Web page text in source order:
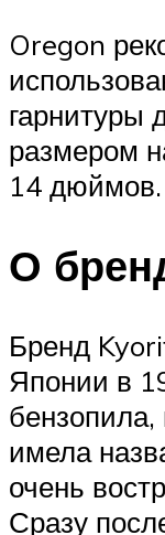
Oregon
гарнитуры
размером
14 дюймов.
О
Бренд
Японии в
имела
очень
Сразу